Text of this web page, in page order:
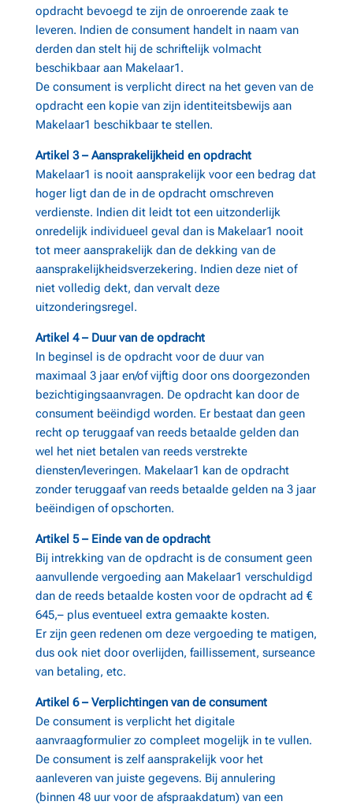
opdracht bevoegd te zijn de onroerende zaak te
leveren. Indien de consument handelt in naam van
derden dan stelt hij de schriftelijk volmacht
beschikbaar aan Makelaar1.
De consument is verplicht direct na het geven van de
opdracht een kopie van zijn identiteitsbewijs aan
Makelaar1 beschikbaar te stellen.
Artikel 3 – Aansprakelijkheid en opdracht
Makelaar1 is nooit aansprakelijk voor een bedrag dat
hoger ligt dan de in de opdracht omschreven
verdienste. Indien dit leidt tot een uitzonderlijk
onredelijk individueel geval dan is Makelaar1 nooit
tot meer aansprakelijk dan de dekking van de
aansprakelijkheidsverzekering. Indien deze niet of
niet volledig dekt, dan vervalt deze
uitzonderingsregel.
Artikel 4 – Duur van de opdracht
In beginsel is de opdracht voor de duur van
maximaal 3 jaar en/of vijftig door ons doorgezonden
bezichtigingsaanvragen. De opdracht kan door de
consument beëindigd worden. Er bestaat dan geen
recht op teruggaaf van reeds betaalde gelden dan
wel het niet betalen van reeds verstrekte
diensten/leveringen. Makelaar1 kan de opdracht
zonder teruggaaf van reeds betaalde gelden na 3 jaar
beëindigen of opschorten.
Artikel 5 – Einde van de opdracht
Bij intrekking van de opdracht is de consument geen
aanvullende vergoeding aan Makelaar1 verschuldigd
dan de reeds betaalde kosten voor de opdracht ad €
645,– plus eventueel extra gemaakte kosten.
Er zijn geen redenen om deze vergoeding te matigen,
dus ook niet door overlijden, faillissement, surseance
van betaling, etc.
Artikel 6 – Verplichtingen van de consument
De consument is verplicht het digitale
aanvraagformulier zo compleet mogelijk in te vullen.
De consument is zelf aansprakelijk voor het
aanleveren van juiste gegevens. Bij annulering
(binnen 48 uur voor de afspraakdatum) van een